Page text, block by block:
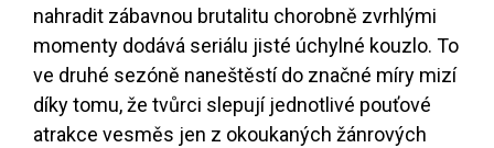
nahradit zábavnou brutalitu chorobně zvrhlými
momenty dodává seriálu jisté úchylné kouzlo. To
ve druhé sezóně naneštěstí do značné míry mizí
díky tomu, že tvůrci slepují jednotlivé pouťové
atrakce vesměs jen z okoukaných žánrových